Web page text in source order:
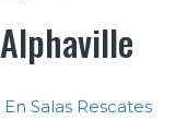
Alphaville
En Salas Rescates